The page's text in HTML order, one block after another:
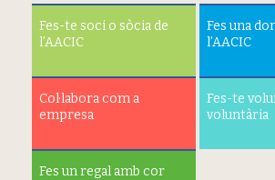
Fes-te soci o sòcia de
l’AACIC
Fes una
l’AACIC
Col·labora com a
empresa
Fes-te
voluntària
Fes un regal amb cor